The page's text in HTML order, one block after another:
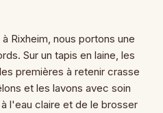
Rixheim, nous portons une
Sur un tapis en laine, les
premières à retenir crasse
et les lavons avec soin
l'eau claire et de le brosser